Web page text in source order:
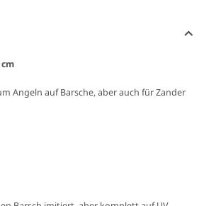
Angeln auf Barsche, aber auch für Zander